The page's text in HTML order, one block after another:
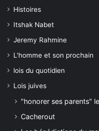
Histoires
Itshak Nabet
Jeremy Rahmine
L'homme et son prochain
lois du quotidien
Lois juives
"honorer ses parents"
Cacherout